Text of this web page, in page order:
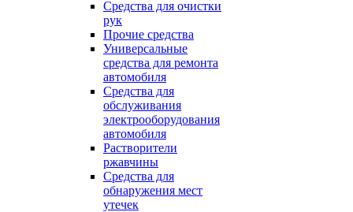
Средства для очистки
рук
Прочие средства
Универсальные
средства для ремонта
автомобиля
Средства для
обслуживания
электрооборудования
автомобиля
Растворители
ржавчины
Средства для
обнаружения мест
утечек